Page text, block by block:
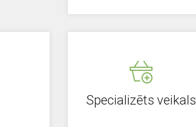
Specializēts veikals